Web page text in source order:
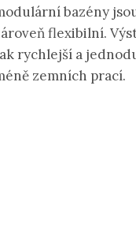
bazény
flexibilní.
rychlejší a
zemních prací.